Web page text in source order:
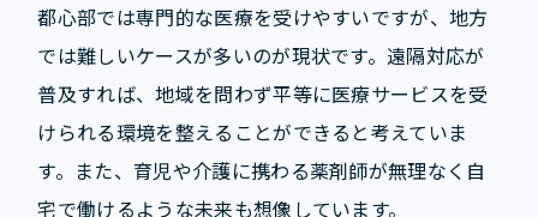
都心部では専門的な医療を受けやすいですが、地方
では難しいケースが多いのが現状です。遠隔対応が
普及すれば、地域を問わず平等に医療サービスを受
けられる環境を整えることができると考えていま
す。また、育児や介護に携わる薬剤師が無理なく自
宅で働けるような未来も想像しています。